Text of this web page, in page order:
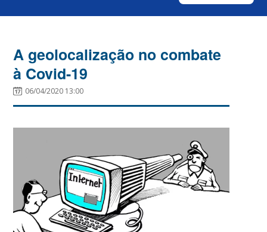
A geolocalização no combate
à Covid-19
06/04/2020 13:00